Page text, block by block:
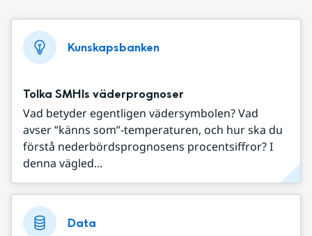
Kunskapsbanken
Tolka SMHIs väderprognoser
Vad betyder egentligen vädersymbolen? Vad
avser ”känns som”-temperaturen, och hur ska du
förstå nederbördsprognosens procentsiffror? I
denna vägled...
Data